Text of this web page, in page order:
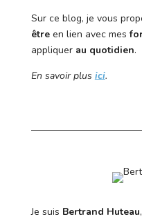
Sur ce blog, je vous
êtreen lien avec mes
appliquer au quotidien.
En savoir plus ici.
Je suis Bertrand Huteau,